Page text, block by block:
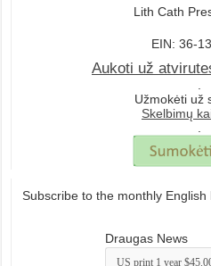
Lith Cath
EIN: 36-
Aukoti už
Užmokėti už
Skelbimų
Subscribe to the monthly
Draugas News